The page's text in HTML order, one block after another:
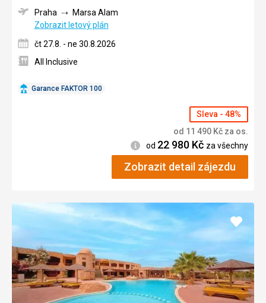
Garance FAKTOR 100
Praha
Marsa Alam
Zobrazit letový plán
čt 27.8. - ne 30.8.2026
All Inclusive
Sleva - 48%
od 11 490 Kč za os.
Informace
od 22 980 Kč za všechny
Zobrazit detail zájezdu
Přidat
do